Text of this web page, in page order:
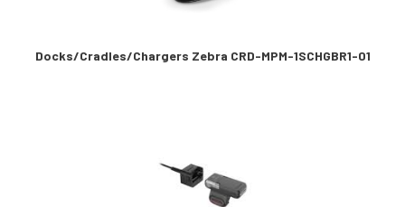
Docks/Cradles/Chargers Zebra CRD-MPM-1SCHGBR1-01